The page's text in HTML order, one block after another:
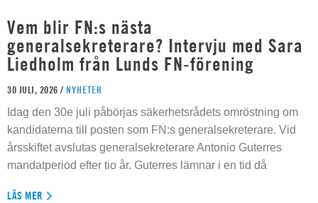
Vem blir FN:s nästa
generalsekreterare? Intervju med Sara
Liedholm från Lunds FN-förening
30 JULI, 2026 / NYHETER
Idag den 30e juli påbörjas säkerhetsrådets omröstning om
kandidaterna till posten som FN:s generalsekreterare. Vid
årsskiftet avslutas generalsekreterare Antonio Guterres
mandatperiod efter tio år. Guterres lämnar i en tid då
LÄS MER